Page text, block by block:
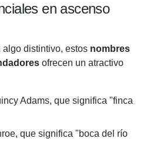
en ascenso
distintivo, estos nombres
ofrecen un atractivo
Adams, que significa "finca
que significa "boca del río